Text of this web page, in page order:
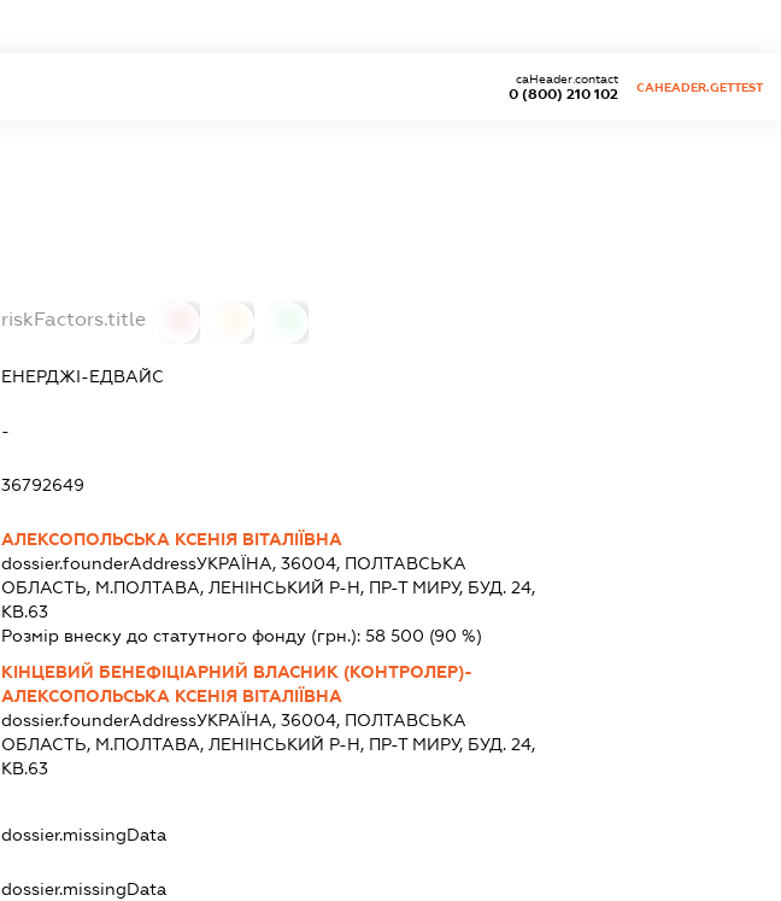
0 (800) 210 102
caHeader.contact
CAHEADER.GETTEST
riskFactors.title
ЕНЕРДЖІ-ЕДВАЙС
-
36792649
АЛЕКСОПОЛЬСЬКА КСЕНІЯ ВІТАЛІЇВНА
dossier.founderAddressУКРАЇНА, 36004, ПОЛТАВСЬКА
ОБЛАСТЬ, М.ПОЛТАВА, ЛЕНІНСЬКИЙ Р-Н, ПР-Т МИРУ, БУД. 24,
КВ.63
Розмір внеску до статутного фонду (грн.):58 500 (90 %)
КІНЦЕВИЙ БЕНЕФІЦІАРНИЙ ВЛАСНИК (КОНТРОЛЕР)-
АЛЕКСОПОЛЬСЬКА КСЕНІЯ ВІТАЛІЇВНА
dossier.founderAddressУКРАЇНА, 36004, ПОЛТАВСЬКА
ОБЛАСТЬ, М.ПОЛТАВА, ЛЕНІНСЬКИЙ Р-Н, ПР-Т МИРУ, БУД. 24,
КВ.63
dossier.missingData
dossier.missingData